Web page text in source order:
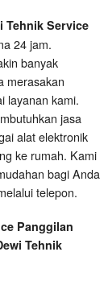
Tehnik Service
24 jam.
banyak
merasakan
layanan kami.
jasa
alat elektronik
ke rumah. Kami
bagi Anda
telepon.
Panggilan
Tehnik